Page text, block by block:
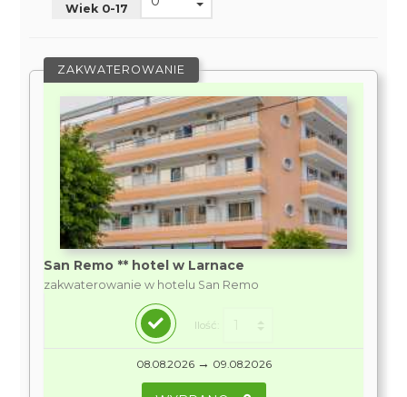
Wiek 0-17
ZAKWATEROWANIE
San Remo ** hotel w Larnace
zakwaterowanie w hotelu San Remo
Ilość:
08.08.2026 → 09.08.2026